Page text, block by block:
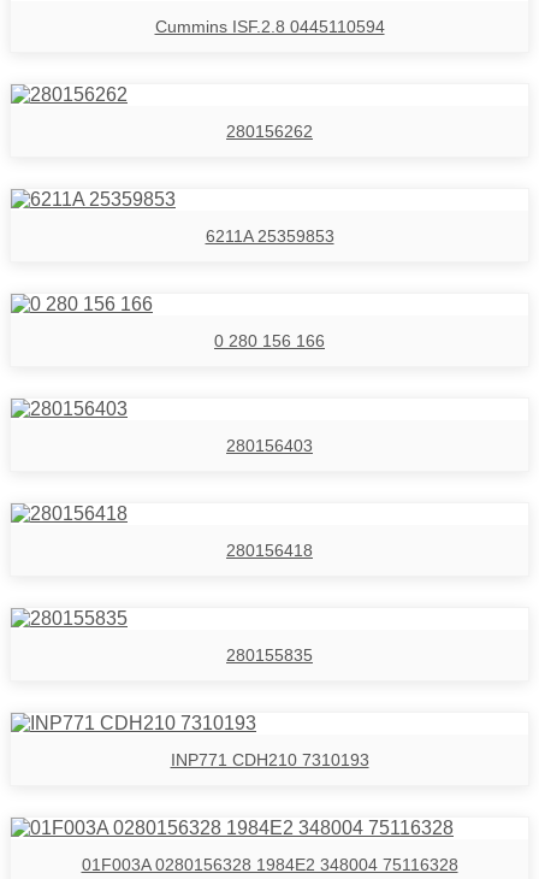
Cummins ISF.2.8 0445110594
280156262
6211A 25359853
0 280 156 166
280156403
280156418
280155835
INP771 CDH210 7310193
01F003A 0280156328 1984E2 348004 75116328